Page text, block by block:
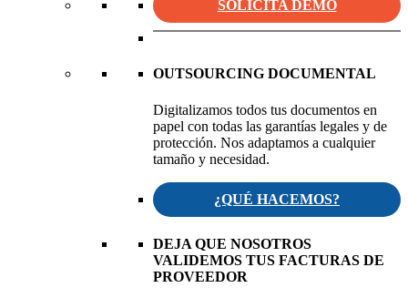
SOLICITA DEMO
OUTSOURCING DOCUMENTAL
Digitalizamos todos tus documentos en
papel con todas las garantías legales y de
protección. Nos adaptamos a cualquier
tamaño y necesidad.
¿QUÉ HACEMOS?
DEJA QUE NOSOTROS
VALIDEMOS TUS FACTURAS DE
PROVEEDOR